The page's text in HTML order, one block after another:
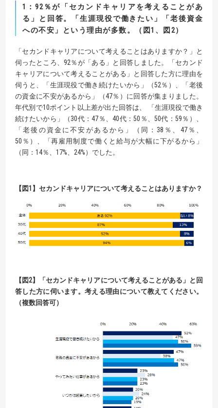
1 ：92％が「セカンドキャリアを考えることがあ
る」と回答。「生涯現役で働きたい」「老後資金
への不安」という理由が多数。
（図1 、図 2）
「セカンドキャリアについて考えることはありますか？」と
伺ったところ、92％が「ある」と回答しました。「セカンド
キャリアについて考えることがある」と回答した方に理由を
伺うと、「生涯現役で働き続けたいから」（52％）、「老後
の資金に不安があるから」（47％）に回答が集まりました。
年代別で10ポイント以上差が出た回答は、 「生涯現役で働き
続けたいから」（30代：47％、40代：50％、50代：59％）、
「老後の資金に不安があるから」（同：38％、47％、
50％）、「再雇用制度で働くと給与が大幅に下がるから」
（同：14％、17%、24%）でした。
【 図1】 セカンドキャリアについて考えることはありますか？
【 図2】
「セカンドキャリアについて考えることがある」と回
答した方に伺います。考える理由について教えてください。
（複数回答可）